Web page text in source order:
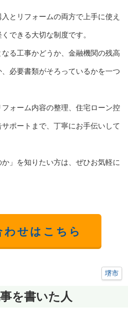
とリフォームの両方で上手に使え
できる大切な制度です。
る工事かどうか、金融機関の残高
必要書類がそろっているかを一つ
ォーム内容の整理、住宅ローン控
ポートまで、丁寧にお手伝いして
か」を知りたい方は、ぜひお気軽に
わせはこちら
堺市
を書いた人